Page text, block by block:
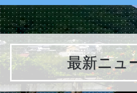
最新ニュ